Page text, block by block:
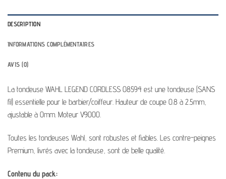
DESCRIPTION
INFORMATIONS COMPLÉMENTAIRES
AVIS (0)
La tondeuse WAHL LEGEND CORDLESS 08594 est une tondeuse (SANS
fil) essentielle pour le barbier/coiffeur. Hauteur de coupe 0.8 à 2.5mm,
ajustable à 0mm. Moteur V9000.
Toutes les tondeuses Wahl, sont robustes et fiables. Les contre-peignes
Premium, livrés avec la tondeuse, sont de belle qualité.
Contenu du pack: